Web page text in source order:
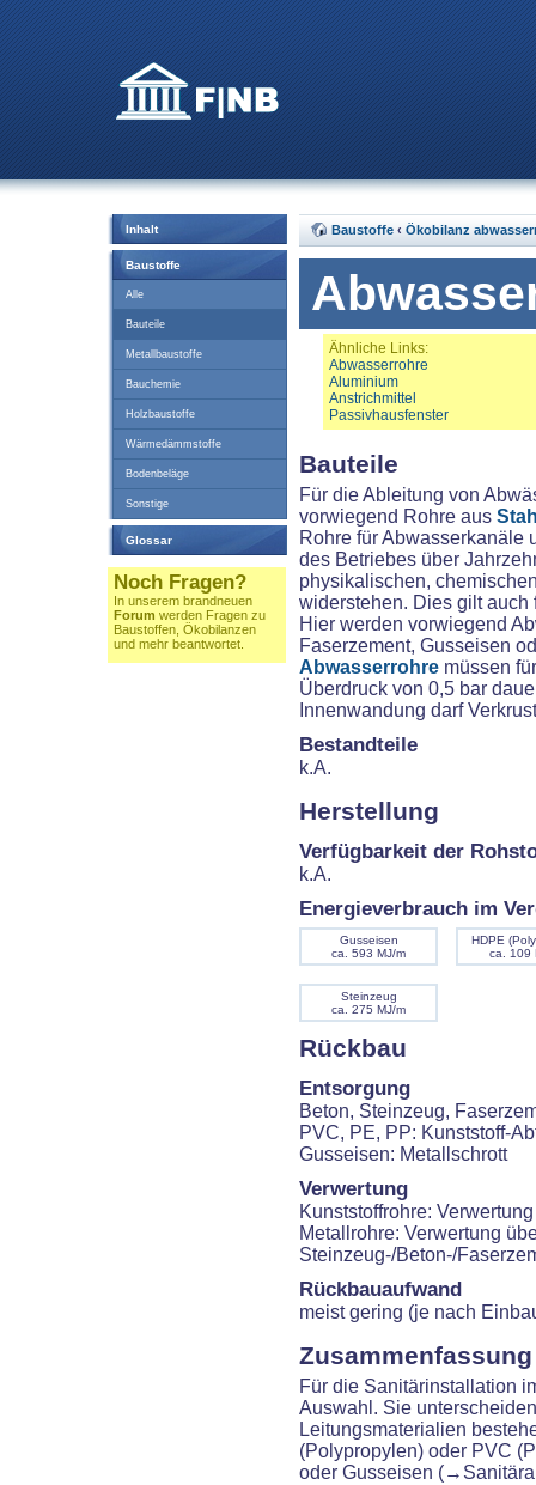
Inhalt
Baustoffe
Alle
Bauteile
Metallbaustoffe
Bauchemie
Holzbaustoffe
Wärmedämmstoffe
Bodenbeläge
Sonstige
Glossar
Noch Fragen?
In unserem brandneuen
Forum werden Fragen zu
Baustoffen, Ökobilanzen
und mehr beantwortet.
Baustoffe ‹ Ökobilanz
Ähnliche Links:
Abwasserrohre
Aluminium
Anstrichmittel
Passivhausfenster
Bauteile
Für die Ableitung von
vorwiegend Rohre aus
Rohre für Abwasserkanäle
des Betriebes über
physikalischen,
widerstehen. Dies gilt
Hier werden vorwiegend
Faserzement, Gusseisen
Abwasserrohre müssen
Überdruck von 0,5 bar
Innenwandung darf
Bestandteile
k.A.
Herstellung
Verfügbarkeit der
k.A.
Energieverbrauch im
Gusseisen
ca. 593 MJ/m
HDPE
ca. 109
Steinzeug
ca. 275 MJ/m
Rückbau
Entsorgung
Beton, Steinzeug,
PVC, PE, PP: Kunststoff-
Gusseisen: Metallschrott
Verwertung
Kunststoffrohre:
Metallrohre: Verwertung
Steinzeug-/Beton-/
Rückbauaufwand
meist gering (je nach
Zusammenfassung
Für die Sanitärinstallation
Auswahl. Sie
Leitungsmaterialien
(Polypropylen) oder PVC
oder Gusseisen